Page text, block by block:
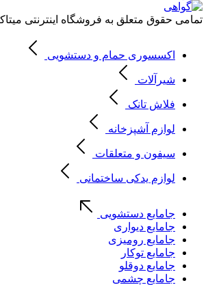
تمامی حقوق متعلق به فروشگاه اینترنتی
اکسسوری حمام و دستشویی
شیرآلات
فلاش تانک
لوازم آشپزخانه
سیفون و متعلقات
لوازم یدکی ساختمانی
جامایع دستشویی
جامایع دیواری
جامایع رومیزی
جامایع توکار
جامایع دوقلو
جامایع چشمی